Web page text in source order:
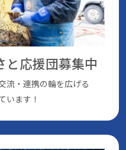
と応援団募集中
流・連携の輪を広げる
います！